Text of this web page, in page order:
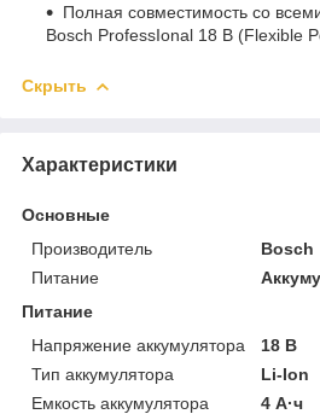
Полная совместимость со
Bosch ProfessIonal 18 В (Flexible
Скрыть
Характеристики
Основные
Производитель
Bosch
Питание
Питание
Напряжение аккумулятора
18 В
Тип аккумулятора
Li-Ion
Емкость аккумулятора
4 А·ч